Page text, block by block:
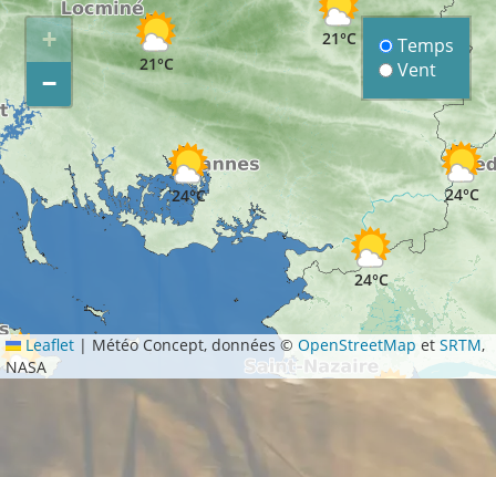
21°C
21°C
21°C
24°C
24°C 24°C
+
−
Temps
Vent
Leaflet | Météo Concept, données ©OpenStreetMap etSRTM,
NASA